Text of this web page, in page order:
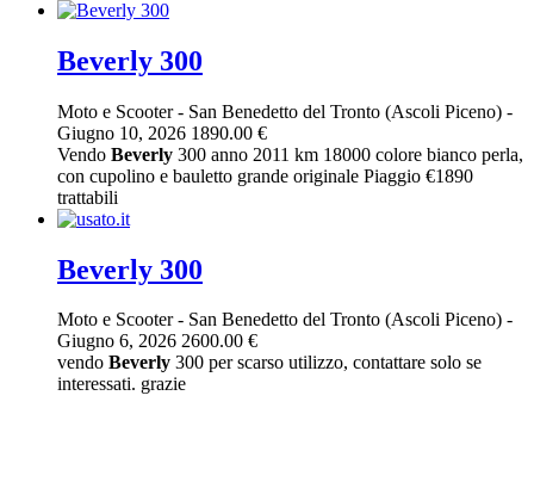
Beverly 300
Moto e Scooter- San Benedetto del Tronto (Ascoli Piceno) -
Giugno 10, 2026 1890.00 €
Vendo Beverly 300 anno 2011 km 18000 colore bianco perla,
con cupolino e bauletto grande originale Piaggio €1890
trattabili
Beverly 300
Moto e Scooter- San Benedetto del Tronto (Ascoli Piceno) -
Giugno 6, 2026 2600.00 €
vendo Beverly 300 per scarso utilizzo, contattare solo se
interessati. grazie